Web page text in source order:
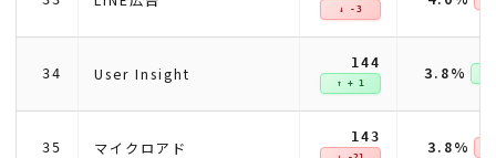
↓ -3
34 User Insight
144
↑ + 1 3.8%
35 マイクロアド
143
3.8%